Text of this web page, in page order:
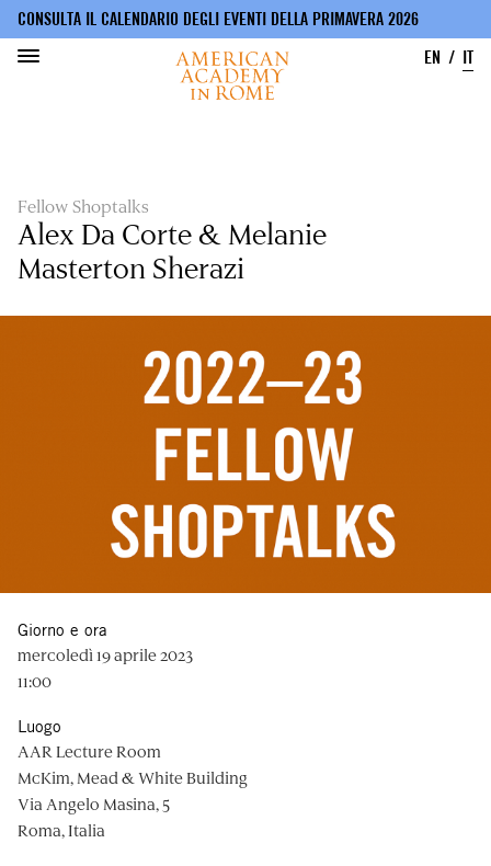
CONSULTA IL CALENDARIO DEGLI EVENTI DELLA PRIMAVERA 2026
EN
IT
Fellow Shoptalks
Alex Da Corte & Melanie
Masterton Sherazi
Giorno e ora
mercoledì 19 aprile 2023
11:00
Luogo
AAR Lecture Room
McKim, Mead & White Building
Via Angelo Masina, 5
Roma, Italia